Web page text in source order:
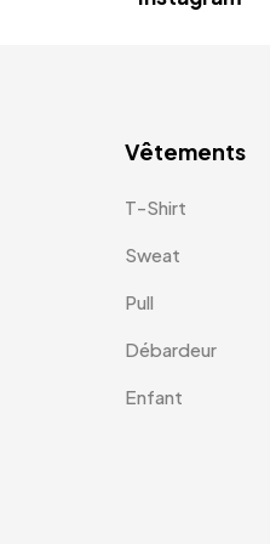
Vêtements
T-Shirt
Sweat
Pull
Débardeur
Enfant